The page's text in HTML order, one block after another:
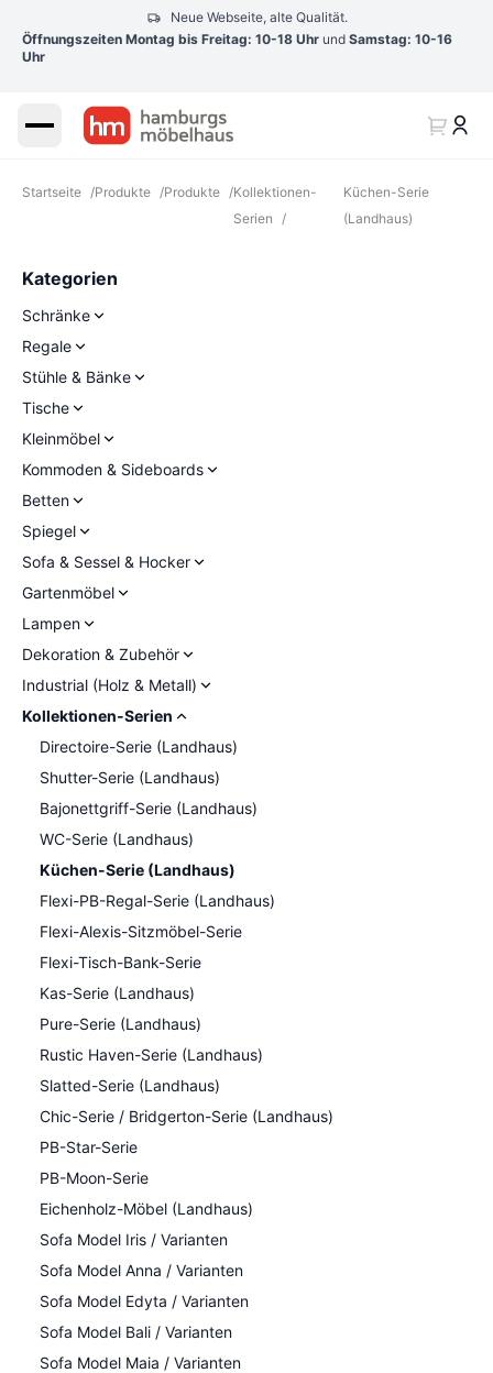
Neue Webseite, alte Qualität.
Öffnungszeiten Montag bis Freitag: 10-18 Uhr und Samstag: 10-16
Uhr
Startseite /Produkte /Produkte /Kollektionen-
Serien /
Küchen-Serie
(Landhaus)
Kategorien
Schränke
Regale
Stühle & Bänke
Tische
Kleinmöbel
Kommoden & Sideboards
Betten
Spiegel
Sofa & Sessel & Hocker
Gartenmöbel
Lampen
Dekoration & Zubehör
Industrial (Holz & Metall)
Kollektionen-Serien
Directoire-Serie (Landhaus)
Shutter-Serie (Landhaus)
Bajonettgriff-Serie (Landhaus)
WC-Serie (Landhaus)
Küchen-Serie (Landhaus)
Flexi-PB-Regal-Serie (Landhaus)
Flexi-Alexis-Sitzmöbel-Serie
Flexi-Tisch-Bank-Serie
Kas-Serie (Landhaus)
Pure-Serie (Landhaus)
Rustic Haven-Serie (Landhaus)
Slatted-Serie (Landhaus)
Chic-Serie / Bridgerton-Serie (Landhaus)
PB-Star-Serie
PB-Moon-Serie
Eichenholz-Möbel (Landhaus)
Sofa Model Iris / Varianten
Sofa Model Anna / Varianten
Sofa Model Edyta / Varianten
Sofa Model Bali / Varianten
Sofa Model Maia / Varianten